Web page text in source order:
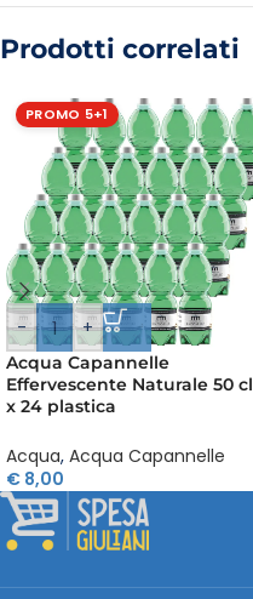
Prodotti correlati
PROMO 5+1
- +
Acqua Capannelle
Effervescente Naturale 50 cl
x 24 plastica
Acqua, Acqua Capannelle
€ 8,00